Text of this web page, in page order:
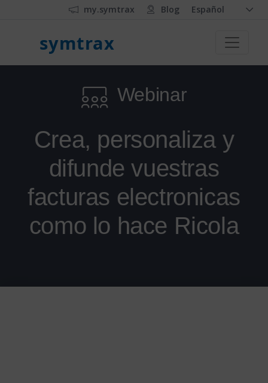
my.symtrax Blog Español
symtrax
Webinar
Crea, personaliza y
difunde vuestras
facturas electronicas
como lo hace Ricola